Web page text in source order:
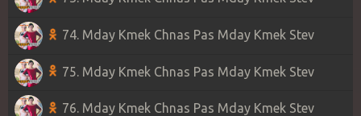
74. Mday Kmek Chnas Pas Mday Kmek Stev
75. Mday Kmek Chnas Pas Mday Kmek Stev
76. Mday Kmek Chnas Pas Mday Kmek Stev